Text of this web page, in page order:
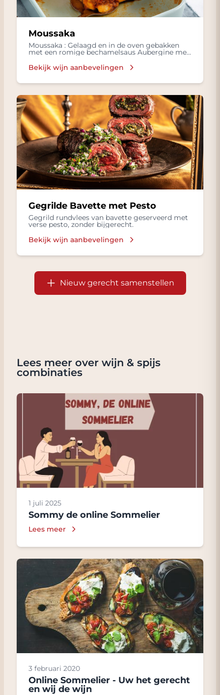
Moussaka
Moussaka : Gelaagd en in de oven gebakken
met een romige bechamelsaus Aubergine met
Bechamelsaus, met Lamsvlees, Tomaten,
Kruiden zoals kaneel en nootmuskaat
Bekijk wijn aanbevelingen
Gegrilde Bavette met Pesto
Gegrild rundvlees van bavette geserveerd met
verse pesto, zonder bijgerecht.
Bekijk wijn aanbevelingen
Nieuw gerecht samenstellen
Lees meer over wijn & spijs
combinaties
1 juli 2025
Sommy de online Sommelier
Lees meer
3 februari 2020
Online Sommelier - Uw het gerecht
en wij de wijn